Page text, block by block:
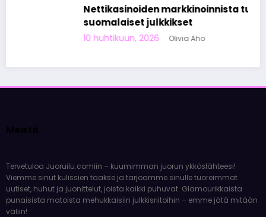
Nettikasinoiden markkinoinnista tunnetut
suomalaiset julkkikset
10 huhtikuun, 2026 Olivia Aho
Meistä
Tervetuloa Juoruilu.comiin – kuumimman juorun ykköslähteesi!
Viemme sinut kulissien taakse ja tarjoamme sinulle tuoreimmat
uutiset, huhut ja juonittelut, joista kaikki puhuvat. Glamourikkaista
punaisista matoista mehukkaisiin julkkisriitoihin – emme jätä mitään
väliin!